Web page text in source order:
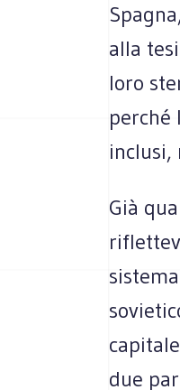
alla
loro
perché
inclusi,
Già
due